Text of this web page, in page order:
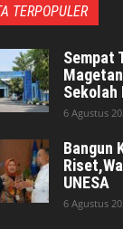
TERPOPULER
Sempat
Sekolah
6 Agustus
Bangun
UNESA
6 Agustus